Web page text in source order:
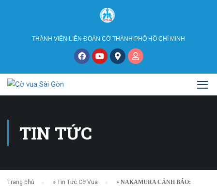
THÀNH VIÊN LIÊN ĐOÀN CỜ THÀNH PHỐ HỒ CHÍ MINH
TIN TỨC
Trang chủ » Tin Tức Cờ Vua » NAKAMURA CẢNH BÁO: